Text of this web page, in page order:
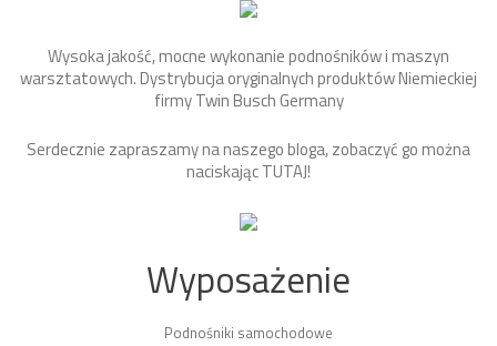
Wysoka jakość, mocne wykonanie podnośników i maszyn
warsztatowych. Dystrybucja oryginalnych produktów Niemieckiej
firmy Twin Busch Germany
Serdecznie zapraszamy na naszego bloga, zobaczyć go można
naciskającTUTAJ!
Wyposażenie
Podnośniki samochodowe